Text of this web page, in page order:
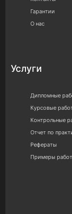
Гарантии
О нас
Услуги
Дипломные
Курсовые
Контрольные
Отчет по
Рефераты
Примеры работ